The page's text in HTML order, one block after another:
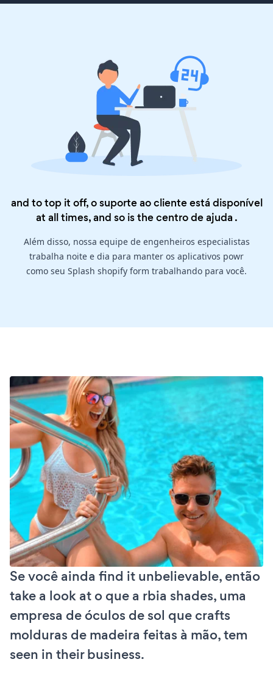
and to top it off, o suporte ao cliente está disponível
at all times, and so is thecentro de ajuda .
Além disso, nossa equipe de engenheiros especialistas
trabalha noite e dia para manter os aplicativos powr
como seu Splash shopify form trabalhando para você.
Se você ainda find it unbelievable, então
take a look at o que a rbia shades, uma
empresa de óculos de sol que crafts
molduras de madeira feitas à mão, tem
seen in their business.